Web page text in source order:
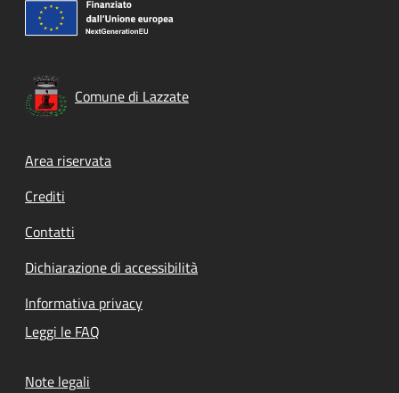
Comune di Lazzate
Footer menu
Area riservata
Crediti
Contatti
Dichiarazione di accessibilità
Informativa privacy
Leggi le FAQ
Note legali